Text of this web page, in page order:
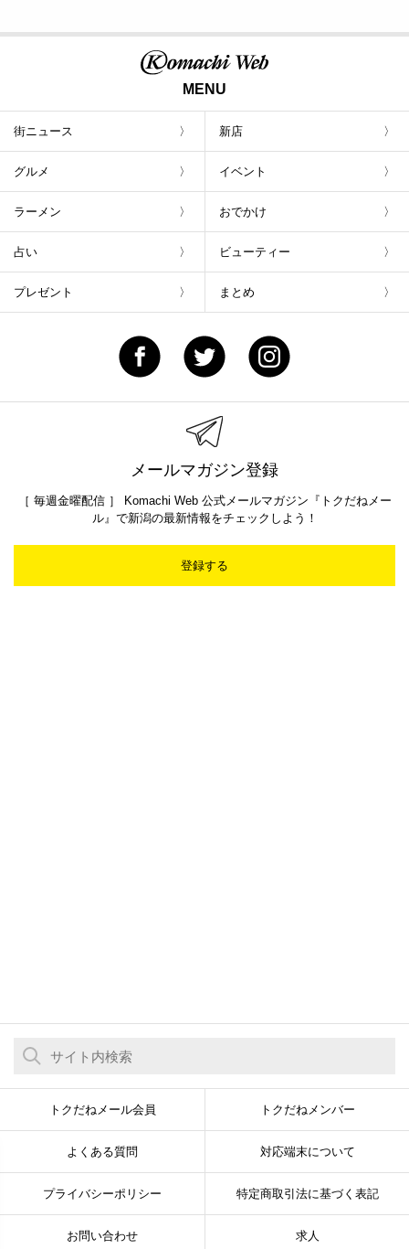
MENU
街ニュース 新店
グルメ イベント
ラーメン おでかけ
占い ビューティー
プレゼント まとめ
メールマガジン登録
［ 毎週金曜配信 ］ Komachi Web 公式メールマガジン『トクだねメー
ル』で新潟の最新情報をチェックしよう！
登録する
トクだねメール会員 トクだねメンバー
よくある質問 対応端末について
プライバシーポリシー 特定商取引法に基づく表記
お問い合わせ 求人